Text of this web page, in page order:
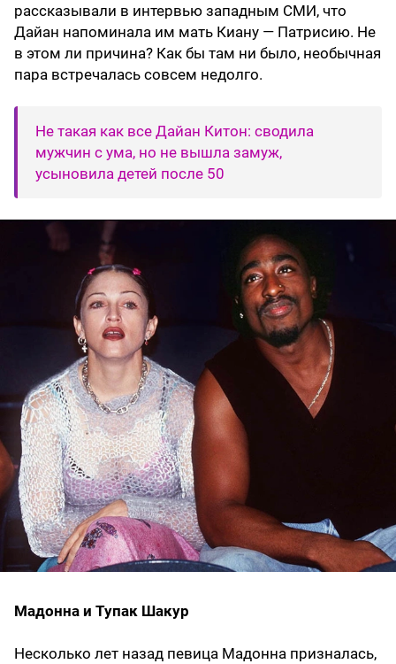
рассказывали в интервью западным СМИ, что
Дайан напоминала им мать Киану — Патрисию. Не
в этом ли причина? Как бы там ни было, необычная
пара встречалась совсем недолго.
Не такая как все Дайан Китон: сводила
мужчин с ума, но не вышла замуж,
усыновила детей после 50
Мадонна и Тупак Шакур
Несколько лет назад певица Мадонна призналась,